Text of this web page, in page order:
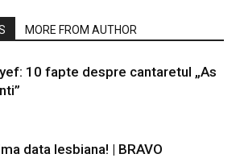
MORE FROM AUTHOR
10 fapte despre cantaretul „As
data lesbiana! | BRAVO